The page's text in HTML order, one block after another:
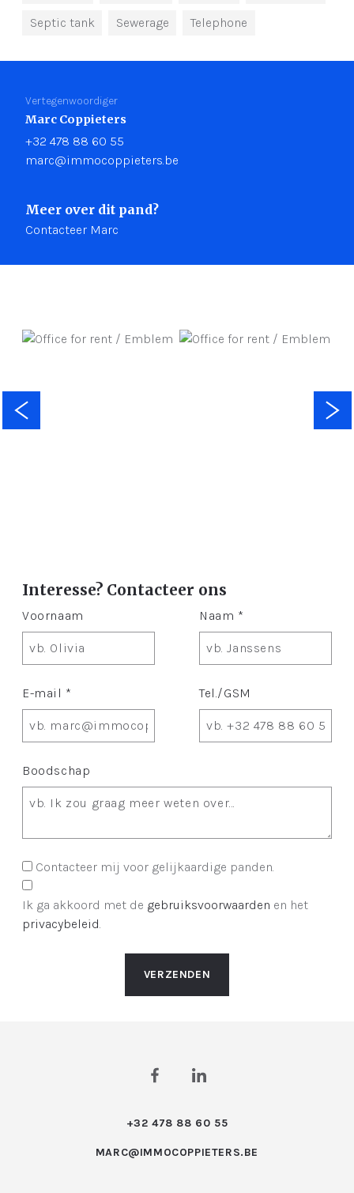
Septic tank Sewerage Telephone
Vertegenwoordiger
Marc Coppieters
+32 478 88 60 55
marc@immocoppieters.be
Meer over dit pand?
Contacteer Marc
Interesse? Contacteer ons
Voornaam Naam *
E-mail * Tel./GSM
Boodschap
Contacteer mij voor gelijkaardige panden.
Ik ga akkoord met de gebruiksvoorwaarden en het
privacybeleid.
VERZENDEN
+32 478 88 60 55
MARC@IMMOCOPPIETERS.BE